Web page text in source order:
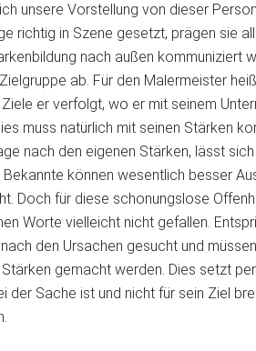
unsere Vorstellung von dieser
richtig in Szene gesetzt, prägen sie
nach außen kommuniziert
ab. Für den Malermeister
er verfolgt, wo er mit seinem
muss natürlich mit seinen Stärken
nach den eigenen Stärken, lässt
können wesentlich besser
Doch für diese schonungslose
Worte vielleicht nicht gefallen.
den Ursachen gesucht und
gemacht werden. Dies setzt
Sache ist und nicht für sein Ziel